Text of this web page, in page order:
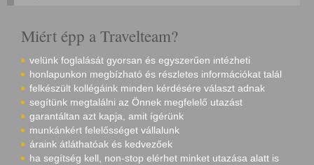
Miért épp a Travelteam?
velünk foglalását gyorsan és egyszerűen intézheti
honlapunkon megbízható és részletes információkat talál
felkészült kollégáink minden kérdésére választ adnak
segítünk megtalálni az Önnek megfelelő utazást
garantáltan azt kapja, amit ígérünk
munkánkért felelősséget vállalunk
áraink átláthatóak és kedvezőek
ha segítség kell, non-stop elérhet minket utazása alatt is